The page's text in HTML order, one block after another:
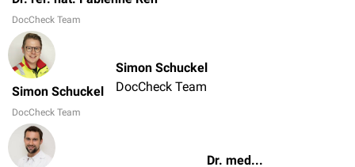
DocCheck Team
Simon Schuckel
DocCheck Team
Simon Schuckel
DocCheck Team
Dr. med. univ. Bernhard Kuhnert